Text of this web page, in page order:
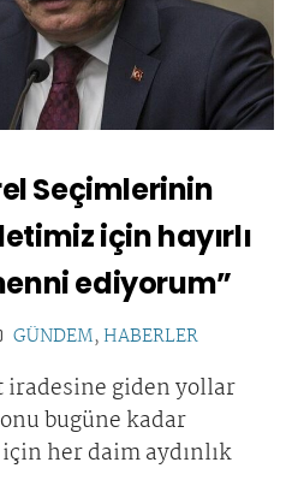
Seçimlerinin
için hayırlı
ediyorum”
GÜNDEM,HABERLER
iradesine giden yollar
bugüne kadar
her daim aydınlık